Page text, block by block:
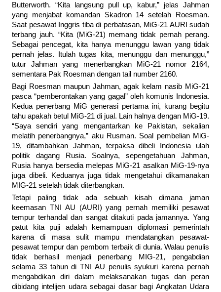
Butterworth. “Kita langsung pull up, kabur,” jelas Jahman
yang menjabat komandan Skadron 14 setelah Roesman.
Saat pesawat Inggris tiba di perbatasan, MiG-21 AURI sudah
terbang jauh. “Kita (MiG-21) memang tidak pernah perang.
Sebagai pencegat, kita hanya menunggu lawan yang tidak
pernah jelas. Itulah tugas kita, menunggu dan menunggu,”
tutur Jahman yang menerbangkan MiG-21 nomor 2164,
sementara Pak Roesman dengan tail number 2160.
Bagi Roesman maupun Jahman, agak kelam nasib MiG-21
pasca “pemberontakan yang gagal” oleh komunis Indonesia.
Kedua penerbang MiG generasi pertama ini, kurang begitu
tahu apakah betul MiG-21 di jual. Lain halnya dengan MiG-19.
“Saya sendiri yang mengantarkan ke Pakistan, sekalian
melatih penerbangnya,” aku Rusman. Soal pembelian MiG-
19, ditambahkan Jahman, terpaksa dibeli Indonesia ulah
politik dagang Rusia. Soalnya, sepengetahuan Jahman,
Rusia hanya bersedia melepas MiG-21 asalkan MiG-19-nya
juga dibeli. Keduanya juga tidak mengetahui dikamanakan
MIG-21 setelah tidak diterbangkan.
Tetapi paling tidak ada sebuah kisah dimana jaman
keemasan TNI AU (AURI) yang pernah memiliki pesawat
tempur terhandal dan sangat ditakuti pada jamannya. Yang
patut kita puji adalah kemampuan diplomasi pemerintah
karena di masa sulit mampu mendatangkan pesawat-
pesawat tempur dan pembom terbaik di dunia. Walau penulis
tidak berhasil menjadi penerbang MIG-21, pengabdian
selama 33 tahun di TNI AU penulis syukuri karena pernah
mengabdikan diri dalam melaksanakan tugas dan peran
dibidang intelijen udara sebagai dasar bagi Angkatan Udara